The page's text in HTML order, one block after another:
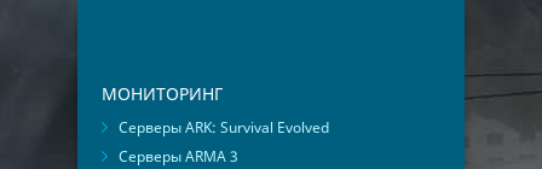
МОНИТОРИНГ
Серверы ARK: Survival Evolved
Серверы ARMA 3